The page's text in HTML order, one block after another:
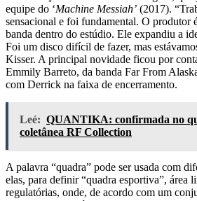
equipe do ‘Machine Messiah’ (2017).
sensacional e foi fundamental. O produtor
banda dentro do estúdio. Ele expandiu a
Foi um disco difícil de fazer, mas
Kisser. A principal novidade ficou por
Emmily Barreto, da banda Far From
com Derrick na faixa de encerramento.
Leé: QUANTIKA: confirmada no
coletânea RF Collection
A palavra “quadra” pode ser usada com
elas, para definir “quadra esportiva”, área
regulatórias, onde, de acordo com um